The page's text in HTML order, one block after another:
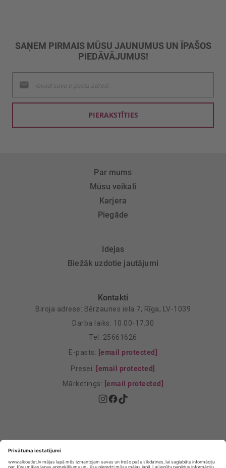
SAŅEM PIRMAIS MŪSU JAUNUMUS UN ĪPAŠOS
PIEDĀVĀJUMUS!
jaunumu
saņemšanai:
PIERAKSTĪTIES
Par mums
Mūsu veikali
Karjera
Piegāde
Idejas
Biežāk uzdotie jautājumi
Kontakti
Biroja adrese: Bērzaunes iela 7, Rīga, LV-1039
Darba laiks: 10.00-17.30
Tel: 25661626
E-pasts: [email protected]
Presei: [email protected]
Mārketings: [email protected]
Privātuma Iestatījumi